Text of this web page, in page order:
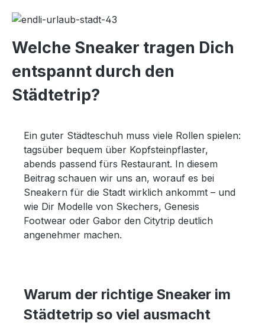
Welche Sneaker tragen Dich
entspannt durch den
Städtetrip?
Ein guter Städteschuh muss viele Rollen spielen:
tagsüber bequem über Kopfsteinpflaster,
abends passend fürs Restaurant. In diesem
Beitrag schauen wir uns an, worauf es bei
Sneakern für die Stadt wirklich ankommt – und
wie Dir Modelle von Skechers, Genesis
Footwear oder Gabor den Citytrip deutlich
angenehmer machen.
Warum der richtige Sneaker im
Städtetrip so viel ausmacht